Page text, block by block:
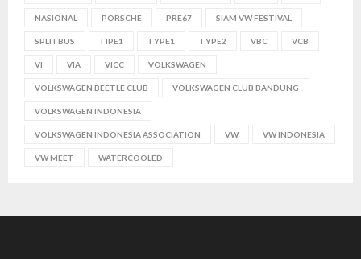
NASIONAL PORSCHE PRE67 SIAM VW FESTIVAL
SPLITBUS TIPE1 TYPE1 TYPE2 VBC VCB
VI VIA VICC VOLKSWAGEN
VOLKSWAGEN BEETLE CLUB VOLKSWAGEN CLUB BANDUNG
VOLKSWAGEN INDONESIA
VOLKSWAGEN INDONESIA ASSOCIATION VW VW INDONESIA
VW MEET WATERCOOLED